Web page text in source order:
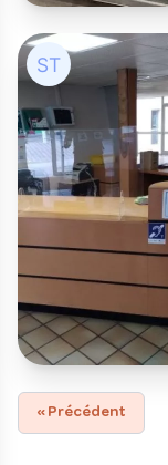
« Précédent